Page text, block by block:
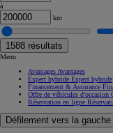
à
km
1588 résultats
Menu
Avantages Avantages
Expert hybride Expert hybride
Financement & Assurance
Offre de véhicules d'occasion
Réservation en ligne
Défilement vers la gauche